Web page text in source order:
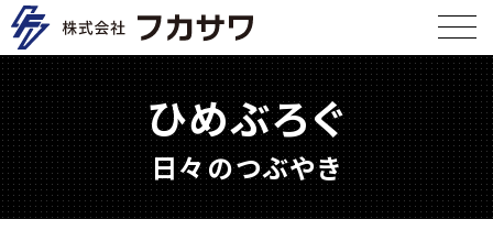
ひめぶろぐ
日々のつぶやき